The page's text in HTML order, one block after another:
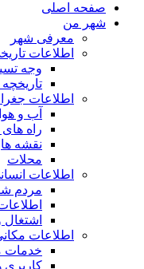
صفحه اصلی
شهر من
معرفی شهر
اطلاعات
وجه
اطلاعات
آب و هوا
راه های
نقشه ها
محلات
اطلاعات
مردم
اشتغال
اطلاعات
خدمات
کاربری